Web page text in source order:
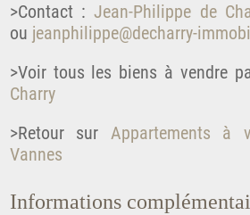
>Contact : Jean-Philippe de
ou jeanphilippe@decharry-
>Voir tous les biens à vendre
Charry
>Retour sur Appartements à
Vannes
Informations